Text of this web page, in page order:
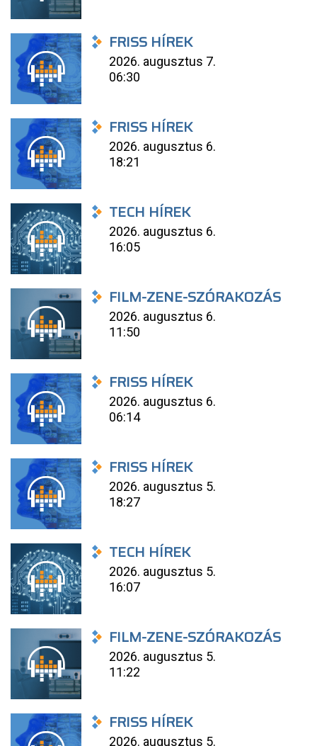
FRISS HÍREK
2026. augusztus 7.
06:30
FRISS HÍREK
2026. augusztus 6.
18:21
TECH HÍREK
2026. augusztus 6.
16:05
FILM-ZENE-SZÓRAKOZÁS
2026. augusztus 6.
11:50
FRISS HÍREK
2026. augusztus 6.
06:14
FRISS HÍREK
2026. augusztus 5.
18:27
TECH HÍREK
2026. augusztus 5.
16:07
FILM-ZENE-SZÓRAKOZÁS
2026. augusztus 5.
11:22
FRISS HÍREK
2026. augusztus 5.